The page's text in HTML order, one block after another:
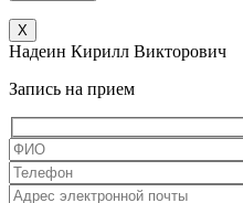
X
Надеин Кирилл Викторович
Запись на прием